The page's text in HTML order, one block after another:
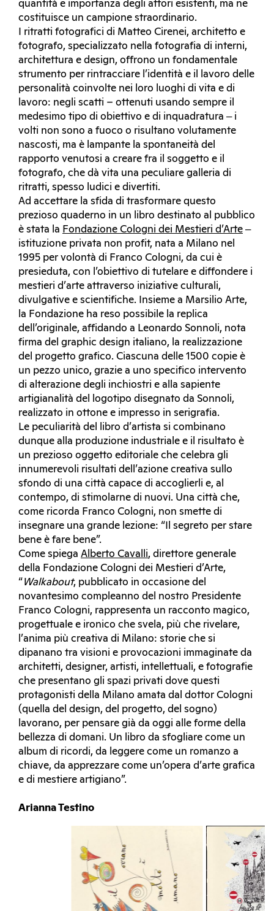
quantità e importanza degli attori esistenti, ma ne
costituisce un campione straordinario.
I ritratti fotografici di Matteo Cirenei, architetto e
fotografo, specializzato nella fotografia di interni,
architettura e design, offrono un fondamentale
strumento per rintracciare l’identità e il lavoro delle
personalità coinvolte nei loro luoghi di vita e di
lavoro: negli scatti – ottenuti usando sempre il
medesimo tipo di obiettivo e di inquadratura ‒ i
volti non sono a fuoco o risultano volutamente
nascosti, ma è lampante la spontaneità del
rapporto venutosi a creare fra il soggetto e il
fotografo, che dà vita una peculiare galleria di
ritratti, spesso ludici e divertiti.
Ad accettare la sfida di trasformare questo
prezioso quaderno in un libro destinato al pubblico
è stata la Fondazione Cologni dei Mestieri d’Arte ‒
istituzione privata non profit, nata a Milano nel
1995 per volontà di Franco Cologni, da cui è
presieduta, con l’obiettivo di tutelare e diffondere i
mestieri d’arte attraverso iniziative culturali,
divulgative e scientifiche. Insieme a Marsilio Arte,
la Fondazione ha reso possibile la replica
dell’originale, affidando a Leonardo Sonnoli, nota
firma del graphic design italiano, la realizzazione
del progetto grafico. Ciascuna delle 1500 copie è
un pezzo unico, grazie a uno specifico intervento
di alterazione degli inchiostri e alla sapiente
artigianalità del logotipo disegnato da Sonnoli,
realizzato in ottone e impresso in serigrafia.
Le peculiarità del libro d’artista si combinano
dunque alla produzione industriale e il risultato è
un prezioso oggetto editoriale che celebra gli
innumerevoli risultati dell’azione creativa sullo
sfondo di una città capace di accoglierli e, al
contempo, di stimolarne di nuovi. Una città che,
come ricorda Franco Cologni, non smette di
insegnare una grande lezione: “Il segreto per stare
bene è fare bene”.
Come spiega Alberto Cavalli, direttore generale
della Fondazione Cologni dei Mestieri d’Arte,
“ Walkabout, pubblicato in occasione del
novantesimo compleanno del nostro Presidente
Franco Cologni, rappresenta un racconto magico,
progettuale e ironico che svela, più che rivelare,
l’anima più creativa di Milano: storie che si
dipanano tra visioni e provocazioni immaginate da
architetti, designer, artisti, intellettuali, e fotografie
che presentano gli spazi privati dove questi
protagonisti della Milano amata dal dottor Cologni
(quella del design, del progetto, del sogno)
lavorano, per pensare già da oggi alle forme della
bellezza di domani. Un libro da sfogliare come un
album di ricordi, da leggere come un romanzo a
chiave, da apprezzare come un’opera d’arte grafica
e di mestiere artigiano”.
Arianna Testino